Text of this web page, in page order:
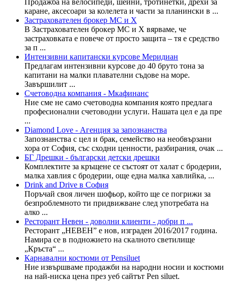
каране, аксесоари за колелета и части за планински в ...
Застрахователен брокер МС и Х
В Застрахователен брокер МС и Х вярваме, че
застраховката е повече от просто защита – тя е средство
за п ...
Интензивни капитански курсове Меридиан
Предлагам интензивни курсове до 40 бруто тона за
капитани на малки плавателни съдове на море.
Завършилит ...
Счетоводна компания - Мкафинанс
Ние сме не само счетоводна компания която предлага
професионални счетоводни услуги. Нашата цел е да пре
...
Diamond Love - Агенция за запознанства
Запознанства с цел и брак, семейство на необвързани
хора от София, със сходни ценности, разбирания, очак ...
БГ Дрешки - български детски дрешки
Комплектите за кръщене се състоят от халат с бродерии,
малка хавлия с бродерии, още една малка хавлийка, ...
Drink and Drive в София
Поръчай своя личен шофьор, който ще се погрижи за
безпроблемното ти придвижване след употребaта на
алко ...
Ресторант Невен - доволни клиенти - добри п ...
Ресторант „НЕВЕН” е нов, изграден 2016/2017 година.
Намира се в подножието на скалното светилище
„Кръста“ ...
Карнавални костюми от Pensiluet
Ние извършваме продажби на народни носии и костюми
на най-ниска цена през уеб сайтът Pen siluet.